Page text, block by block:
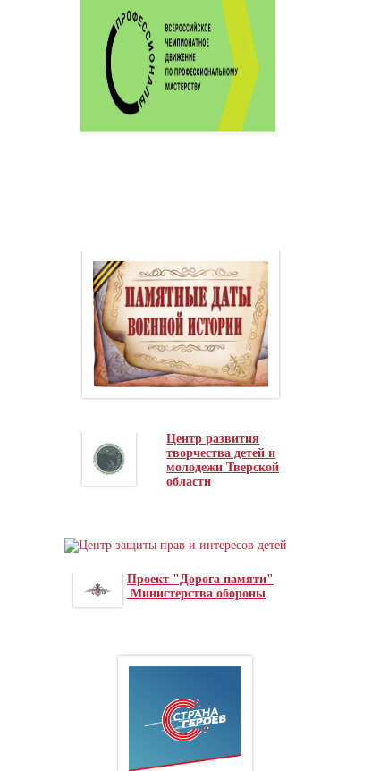
Центр развития
творчества детей и
молодежи Тверской
области
Проект "Дорога памяти"
Министерства обороны